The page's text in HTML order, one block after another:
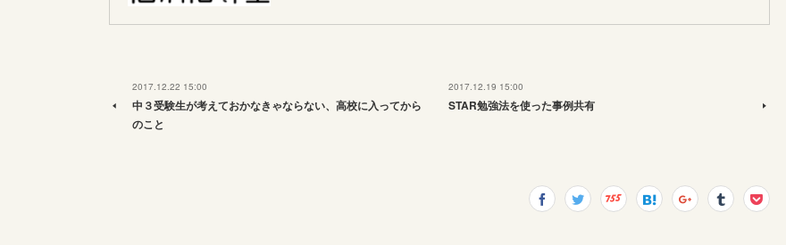
2017.12.22 15:00
中３受験生が考えておかなきゃならない、高校に入ってから
のこと
2017.12.19 15:00
STAR勉強法を使った事例共有